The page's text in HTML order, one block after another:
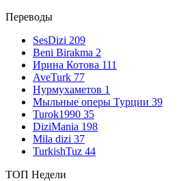
Переводы
SesDizi 209
Beni Birakma 2
Ирина Котова 111
AveTurk 77
Нурмухаметов 1
Мыльные оперы Турции 39
Turok1990 35
DiziMania 198
Mila dizi 37
TurkishTuz 44
ТОП Недели